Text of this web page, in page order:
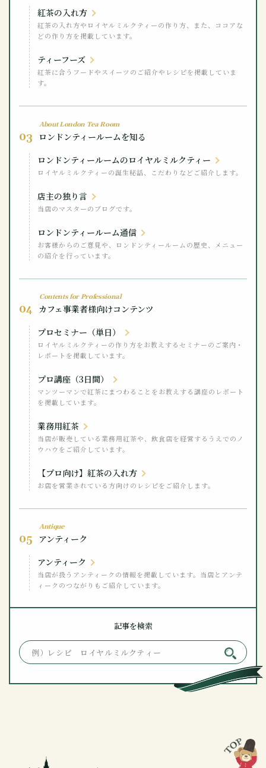
紅茶の入れ方
紅茶の入れ方やロイヤルミルクティーの作り方、また、ココアな
どの作り方を掲載しています。
ティーフーズ
紅茶に合うフードやスイーツのご紹介やレシピを掲載していま
す。
About London Tea Room
03
ロンドンティールームを知る
ロンドンティールームのロイヤルミルクティー
ロイヤルミルクティーの誕生秘話、こだわりなどご紹介します。
店主の独り言
当店のマスターのブログです。
ロンドンティールーム通信
お客様からのご意見や、ロンドンティールームの歴史、メニュー
の紹介を行っています。
Contents for Professional
04 カフェ事業者様向けコンテンツ
プロセミナー（単日）
ロイヤルミルクティーの作り方をお教えするセミナーのご案内・
レポートを掲載しています。
プロ講座（3日間）
マンツーマンで紅茶にまつわることをお教えする講座のレポート
を掲載しています。
業務用紅茶
当店が販売している業務用紅茶や、飲食店を経営するうえでのノ
ウハウをご紹介しています。
【プロ向け】紅茶の入れ方
お店を営業されている方向けのレシピをご紹介します。
Antique
05
アンティーク
アンティーク
当店が扱うアンティークの情報を掲載しています。当店とアンテ
ィークのつながりもご紹介しています。
記事を検索